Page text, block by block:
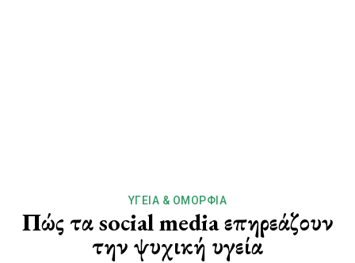
ΥΓΕΊΑ & ΟΜΟΡΦΙΆ
Πώς τα social media επηρεάζουν
την ψυχική υγεία